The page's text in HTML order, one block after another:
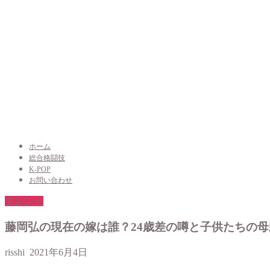
ホーム
総合格闘技
K-POP
お問い合わせ
タレント
藤岡弘の現在の嫁は誰？24歳差の噂と子供たちの
risshi 2021年6月4日